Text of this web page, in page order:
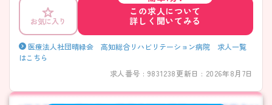
を行える環境が整っており、地域医療に深く関わる経験を積むことがで
きます。 また、年間休日約122日に加え、夏季休暇や年末年始休暇なども
あり、プライベートとの両立を考えながら長く働きやすい環境です。
――――――――――――――― ■ 「年間休日約122日」♪働きやすさも
魅力 ――――――――――――――― 無理なく長く働き続けられる環
暇4日、年末年始休暇4日を完備 ・社会保険や退職金制度など福利厚生も
充実 ・オンとオフのメリハリを大切にしながら働けます♪
お気に入り
この求人について
詳しく聞いてみる
医療法人社団晴緑会 高知総合リハビリテーション病院 求人一覧
はこちら
求人番号 : 9831238更新日 : 2026年8月7日